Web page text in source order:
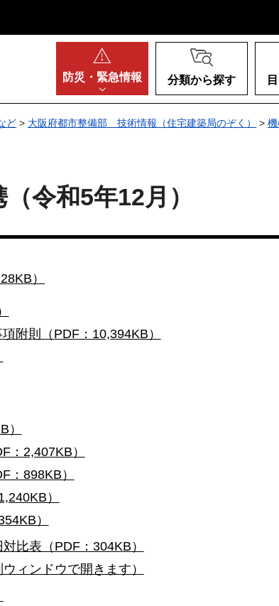
防災・ 緊急情報 分類から探す
ど > 大阪府都市整備部 技術情報（住宅建築局のぞく） >
令和5年12月）
）
附則（PDF：10,394KB）
2,407KB）
898KB）
）
）
対比表（PDF：304KB）
ィンドウで開きます）